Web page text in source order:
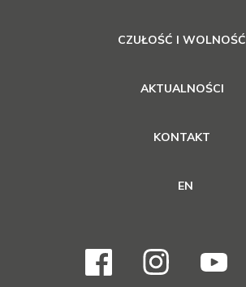
CZUŁOŚĆ I WOLNOŚĆ
AKTUALNOŚCI
KONTAKT
EN